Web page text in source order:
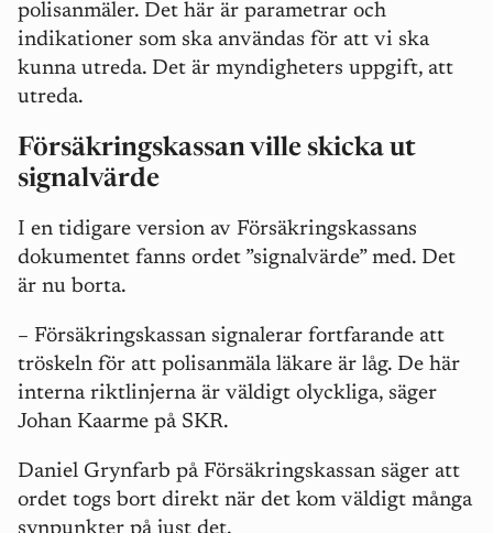
polisanmäler. Det här är parametrar och
indikationer som ska användas för att vi ska
kunna utreda. Det är myndigheters uppgift, att
utreda.
Försäkringskassan ville skicka ut
signalvärde
I en tidigare version av Försäkringskassans
dokumentet fanns ordet ”signalvärde” med. Det
är nu borta.
– Försäkringskassan signalerar fortfarande att
tröskeln för att polisanmäla läkare är låg. De här
interna riktlinjerna är väldigt olyckliga, säger
Johan Kaarme på SKR.
Daniel Grynfarb på Försäkringskassan säger att
ordet togs bort direkt när det kom väldigt många